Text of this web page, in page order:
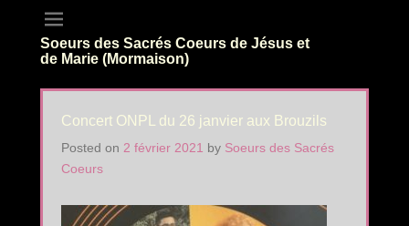
Soeurs des Sacrés Coeurs de Jésus et
de Marie (Mormaison)
Concert ONPL du 26 janvier aux Brouzils
Posted on 2 février 2021 by Soeurs des Sacrés
Coeurs